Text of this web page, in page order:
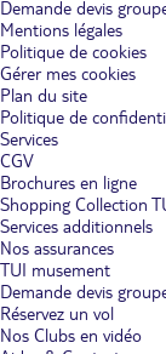
Demande devis
Mentions légales
Politique de cookies
Gérer mes cookies
Plan du site
Politique de
Services
CGV
Brochures en ligne
Shopping Collection
Services additionnels
Nos assurances
TUI musement
Demande devis
Réservez un vol
Nos Clubs en vidéo